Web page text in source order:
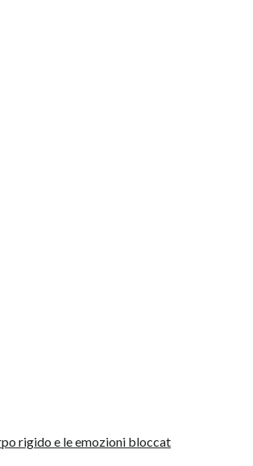
rigido e le emozioni bloccat